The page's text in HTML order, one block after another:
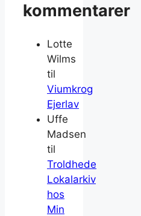
kommentarer
Lotte
Wilms
til
Viumkrog
Ejerlav
Uffe
Madsen
til
Troldhede
Lokalarkiv
hos
Min